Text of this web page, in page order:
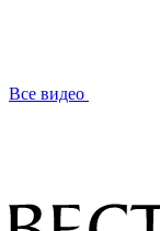
Все видео